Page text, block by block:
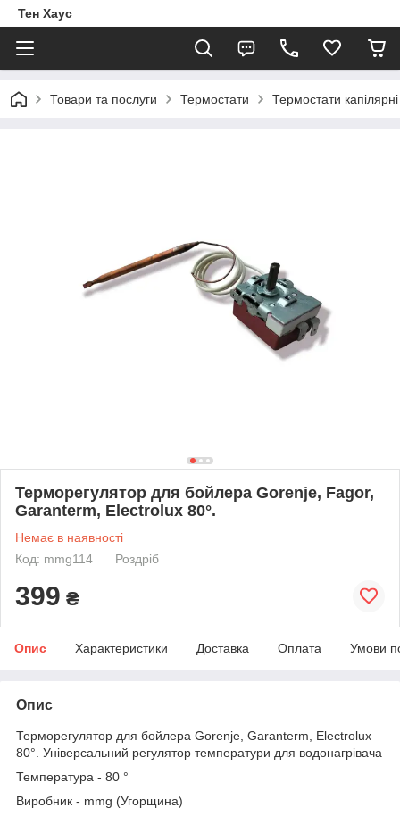
Тен Хаус
Товари та послуги Термостати Термостати капілярні
Терморегулятор для бойлера Gorenje, Fagor,
Garanterm, Electrolux 80°.
Немає в наявності
Код: mmg114
Роздріб
399 ₴
Опис Характеристики Доставка Оплата Умови
Опис
Терморегулятор для бойлера Gorenje, Garanterm, Electrolux
80°. Універсальний регулятор температури для водонагрівача
Температура - 80 °
Виробник - mmg (Угорщина)